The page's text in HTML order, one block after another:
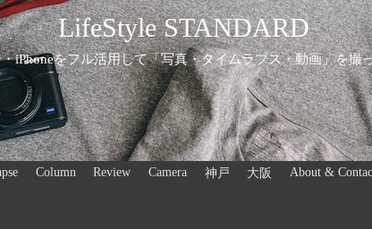
LifeStyle STANDARD
iPhoneをフル活用して「写真・タイムラプス・動画」を撮
Column Review Camera 神戸 大阪 About &